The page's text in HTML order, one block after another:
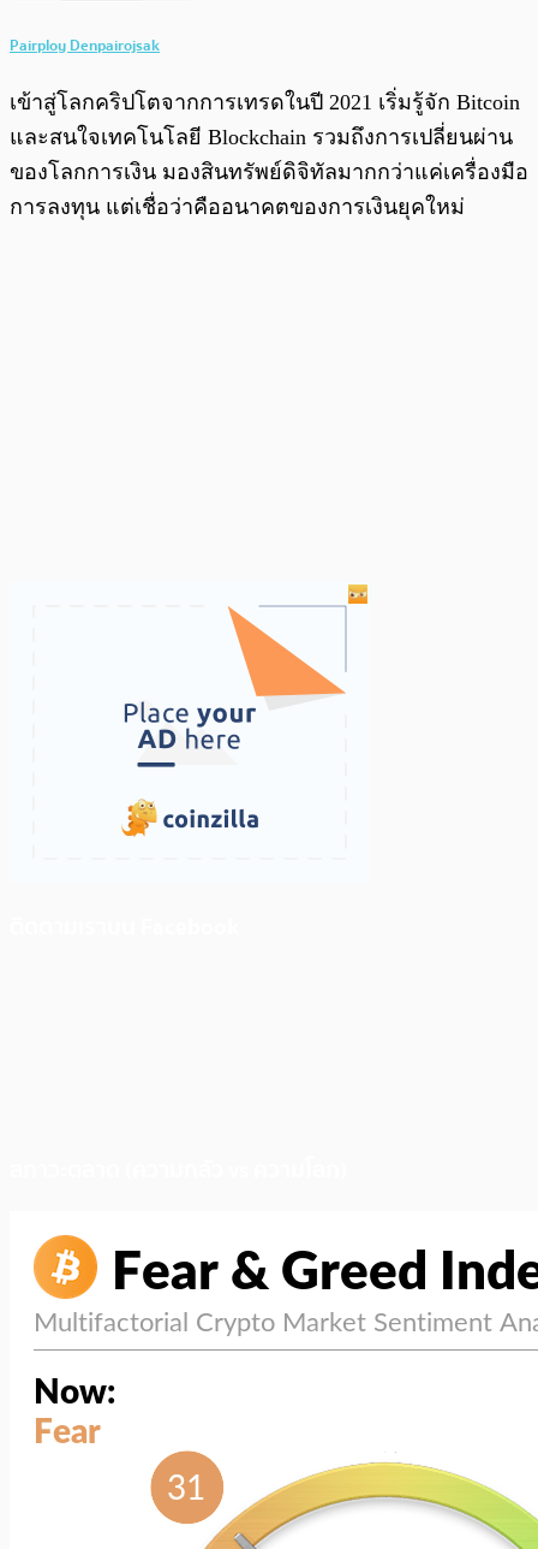
Pairploy Denpairojsak
เข้าสู่โลกคริปโตจากการเทรดในปี 2021 เริ่มรู้จัก Bitcoin
และสนใจเทคโนโลยี Blockchain รวมถึงการเปลี่ยนผ่าน
ของโลกการเงิน มองสินทรัพย์ดิจิทัลมากกว่าแค่เครื่องมือ
การลงทุน แต่เชื่อว่าคืออนาคตของการเงินยุคใหม่